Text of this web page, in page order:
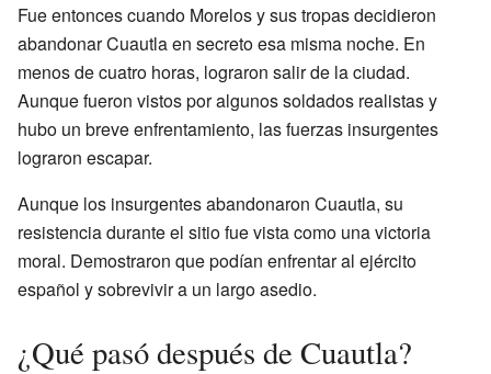
Fue entonces cuando Morelos y sus tropas decidieron
abandonar Cuautla en secreto esa misma noche. En
menos de cuatro horas, lograron salir de la ciudad.
Aunque fueron vistos por algunos soldados realistas y
hubo un breve enfrentamiento, las fuerzas insurgentes
lograron escapar.
Aunque los insurgentes abandonaron Cuautla, su
resistencia durante el sitio fue vista como una victoria
moral. Demostraron que podían enfrentar al ejército
español y sobrevivir a un largo asedio.
¿Qué pasó después de Cuautla?